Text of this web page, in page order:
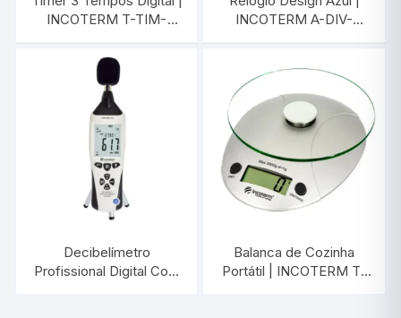
INCOTERM T-TIM-
INCOTERM A-DIV-
Decibelímetro
Profissional Digital Com
Balanca de Cozinha
Portátil | INCOTERM T-